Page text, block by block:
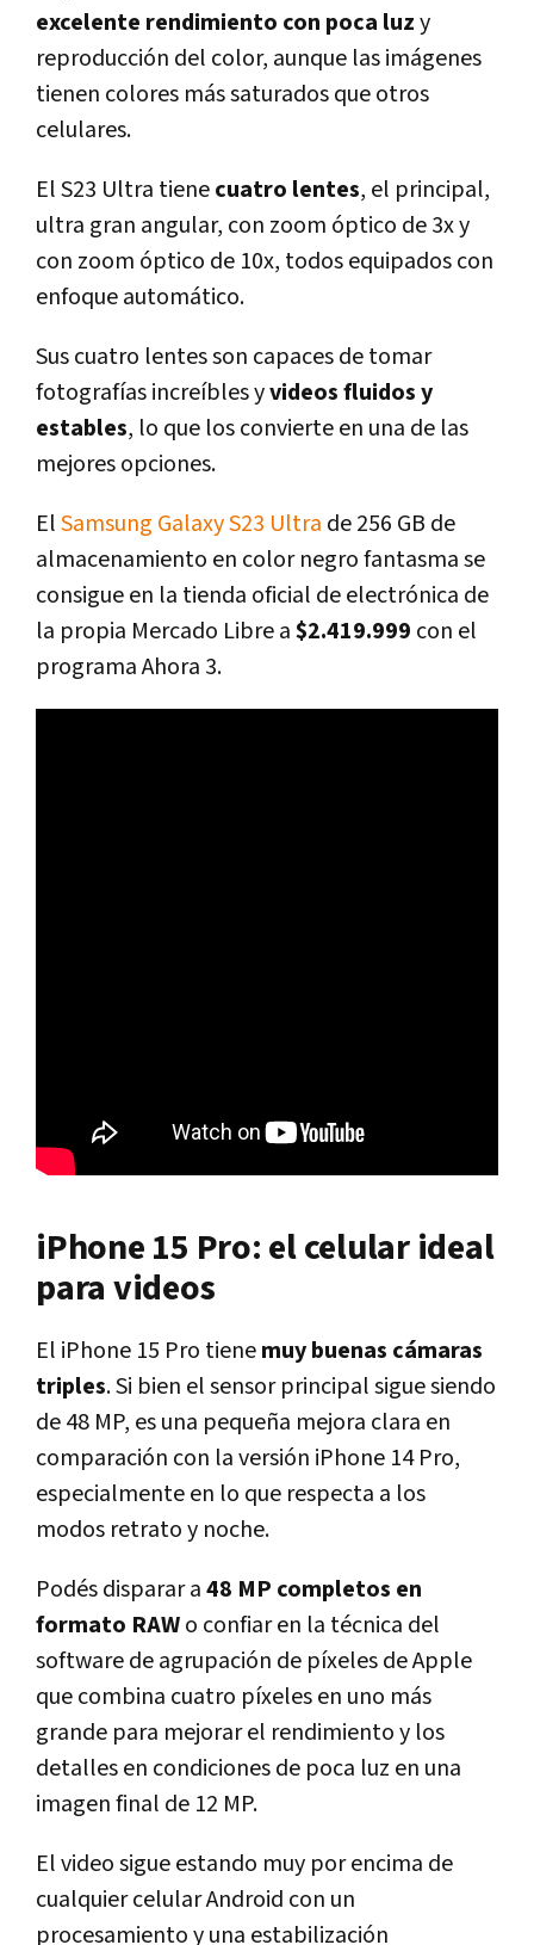
excelente rendimiento con poca luzy
reproducción del color, aunque las imágenes
tienen colores más saturados que otros
celulares.
El S23 Ultra tienecuatro lentes, el principal,
ultra gran angular, con zoom óptico de 3x y
con zoom óptico de 10x, todos equipados con
enfoque automático.
Sus cuatro lentes son capaces de tomar
fotografías increíbles yvideos fluidos y
estables, lo que los convierte en una de las
mejores opciones.
ElSamsung Galaxy S23 Ultra de 256 GB de
almacenamiento en color negro fantasma se
consigue en la tienda oficial de electrónica de
la propia Mercado Libre a$2.419.999 con el
programa Ahora 3.
iPhone 15 Pro: el celular ideal
para videos
El iPhone 15 Pro tienemuy buenas cámaras
triples. Si bien el sensor principal sigue siendo
de 48 MP, es una pequeña mejora clara en
comparación con la versión iPhone 14 Pro,
especialmente en lo que respecta a los
modos retrato y noche.
Podés disparar a48 MP completos en
formato RAWo confiar en la técnica del
software de agrupación de píxeles de Apple
que combina cuatro píxeles en uno más
grande para mejorar el rendimiento y los
detalles en condiciones de poca luz en una
imagen final de 12 MP.
El video sigue estando muy por encima de
cualquier celular Android con un
procesamiento y una estabilización